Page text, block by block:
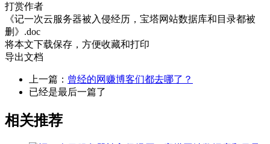
打赏作者
《记一次云服务器被入侵经历，宝塔网站数据库和目录都被
删》.doc
将本文下载保存，方便收藏和打印
导出文档
上一篇： 曾经的网赚博客们都去哪了？
已经是最后一篇了
相关推荐